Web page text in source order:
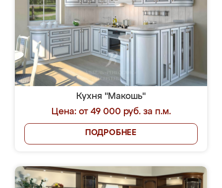
Кухня "Макошь"
Цена: от 49 000 руб. за п.м.
ПОДРОБНЕЕ